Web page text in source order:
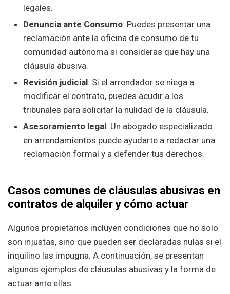
legales.
Denuncia ante Consumo: Puedes presentar una
reclamación ante la oficina de consumo de tu
comunidad autónoma si consideras que hay una
cláusula abusiva.
Revisión judicial: Si el arrendador se niega a
modificar el contrato, puedes acudir a los
tribunales para solicitar la nulidad de la cláusula.
Asesoramiento legal: Un abogado especializado
en arrendamientos puede ayudarte a redactar una
reclamación formal y a defender tus derechos.
Casos comunes de cláusulas abusivas en
contratos de alquiler y cómo actuar
Algunos propietarios incluyen condiciones que no solo
son injustas, sino que pueden ser declaradas nulas si el
inquilino las impugna. A continuación, se presentan
algunos ejemplos de cláusulas abusivas y la forma de
actuar ante ellas.